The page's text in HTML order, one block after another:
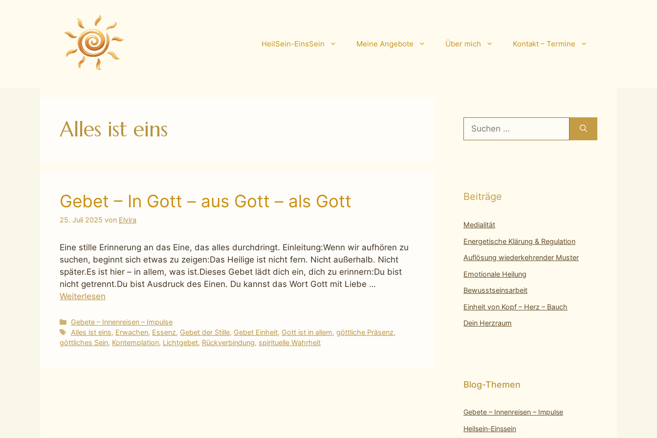
HeilSein-EinsSein Meine Angebote Über mich Kontakt – Termine
Alles ist eins
Gebet – In Gott – aus Gott – als Gott
25. Juli 2025 von Elvira
Eine stille Erinnerung an das Eine, das alles durchdringt. Einleitung:Wenn wir aufhören zu
suchen, beginnt sich etwas zu zeigen:Das Heilige ist nicht fern. Nicht außerhalb. Nicht
später.Es ist hier – in allem, was ist.Dieses Gebet lädt dich ein, dich zu erinnern:Du bist
nicht getrennt.Du bist Ausdruck des Einen. Du kannst das Wort Gott mit Liebe …
Weiterlesen
Kategorien
Gebete – Innenreisen – Impulse
Schlagwörter
Alles ist eins, Erwachen, Essenz, Gebet der Stille, Gebet Einheit, Gott ist in allem,göttliche Präsenz,
göttliches Sein, Kontemplation, Lichtgebet, Rückverbindung, spirituelle Wahrheit
Suchen
nach:
Beiträge
Medialität
Energetische Klärung & Regulation
Auflösung wiederkehrender Muster
Emotionale Heilung
Bewusstseinsarbeit
Einheit von Kopf – Herz – Bauch
Dein Herzraum
Gebete – Innenreisen – Impulse
Heilsein-Einssein